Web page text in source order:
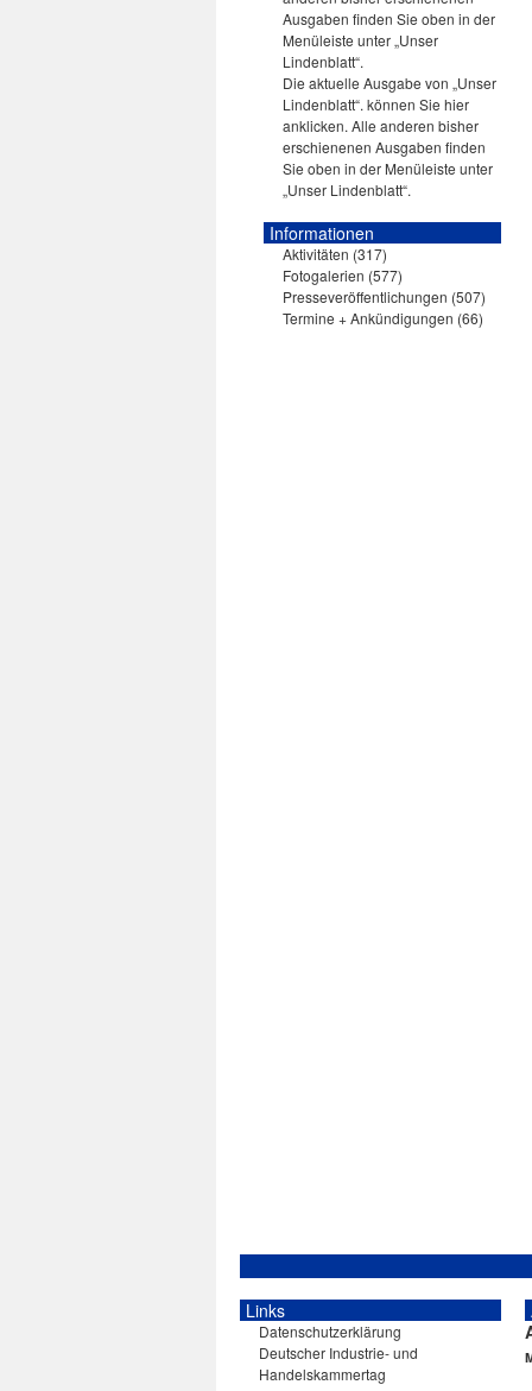
Die aktuelle Ausgabe von „Unser
Lindenblatt“. können Sie hier
anklicken. Alle anderen bisher
erschienenen Ausgaben finden
Sie oben in der Menüleiste unter
„Unser Lindenblatt“.
Informationen
Aktivitäten (317)
Fotogalerien (577)
Presseveröffentlichungen (507)
Termine + Ankündigungen (66)
Links
Datenschutzerklärung
Deutscher Industrie- und
Handelskammertag